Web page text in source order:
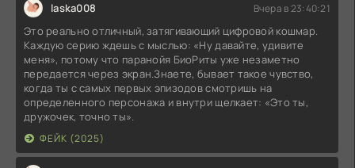
laska008 Вчера в 23:40:21
Это реально отличный, затягивающий цифровой кошмар.
Каждую серию ждешь с мыслью: «Ну давайте, удивите
меня», потому что паранойя БиоРиты уже незаметно
передается через экран.Знаете, бывает такое чувство,
когда ты с самых первых эпизодов смотришь на
определенного персонажа и внутри щелкает: «Это ты,
дружочек, точно ты».
ФЕЙК (2025)